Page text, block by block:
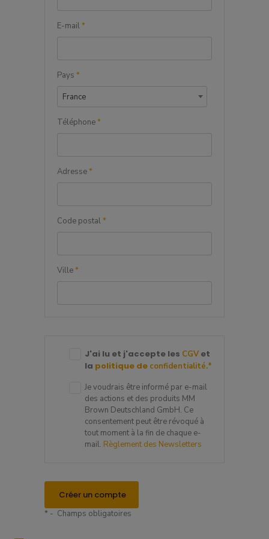
E-mail*
Pays *
France
Téléphone*
Adresse*
Code postal*
Ville*
J'ai lu et j'accepte les CGVet
la politique de confidentialité.*
Je voudrais être informé par e-mail
des actions et des produits MM
Brown Deutschland GmbH. Ce
consentement peut être révoqué à
tout moment à la fin de chaque e-
mail. Règlement des Newsletters
Créer un compte
* - Champs obligatoires